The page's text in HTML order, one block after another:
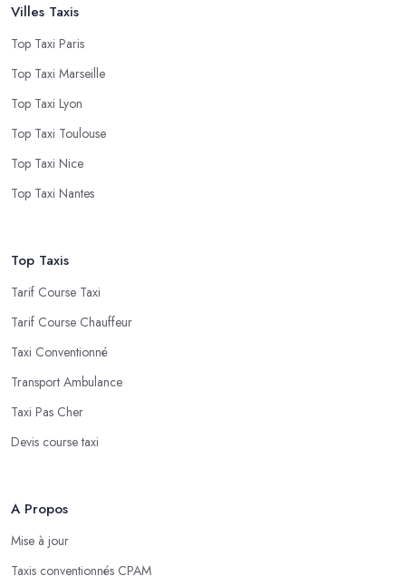
Villes Taxis
Top Taxi Paris
Top Taxi Marseille
Top Taxi Lyon
Top Taxi Toulouse
Top Taxi Nice
Top Taxi Nantes
Top Taxis
Tarif Course Taxi
Tarif Course Chauffeur
Taxi Conventionné
Transport Ambulance
Taxi Pas Cher
Devis course taxi
A Propos
Mise à jour
Taxis conventionnés CPAM